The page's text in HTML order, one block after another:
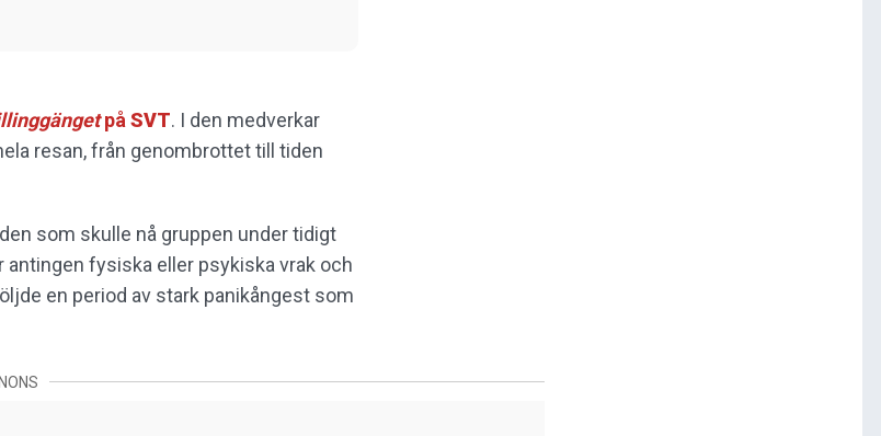
på SVT. I den medverkar
resan, från genombrottet till tiden
som skulle nå gruppen under tidigt
antingen fysiska eller psykiska vrak och
en period av stark panikångest som